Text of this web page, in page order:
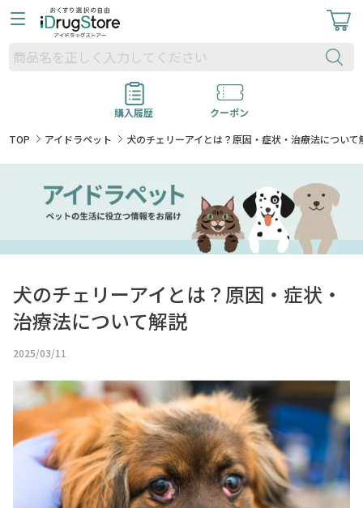
購入履歴
クーポン
TOP
アイドラペット 犬のチェリーアイとは？原因・症状・治療法について
犬のチェリーアイとは？原因・症状・
治療法について解説
2025/03/11